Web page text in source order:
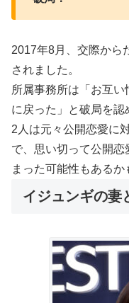
2017年8月、交際から
されました。
所属事務所は「お互
に戻った」と破局を認
2人は元々公開恋愛に
で、思い切って公開
まった可能性もあるか
イジュンギの